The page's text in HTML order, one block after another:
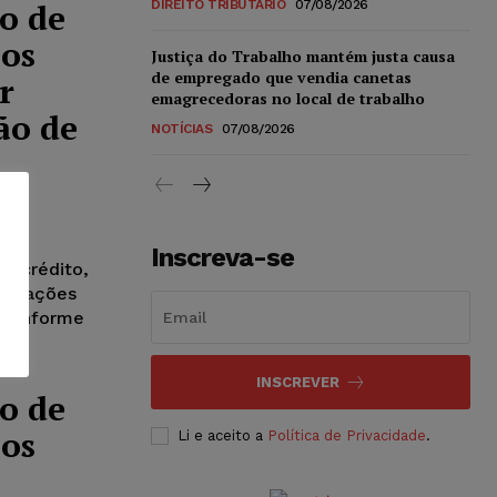
de
de
crédito,
de
DIREITO TRIBUTÁRIO 07/08/2026
Justiça do Trabalho mantém justa causa
de empregado que vendia canetas
emagrecedoras no local de trabalho
NOTÍCIAS 07/08/2026
Inscreva-se
INSCREVER
Li e aceito a Política de Privacidade.